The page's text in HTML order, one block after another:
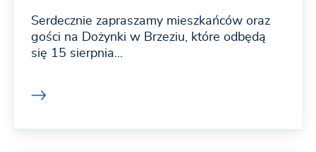
Serdecznie zapraszamy mieszkańców oraz
gości na Dożynki w Brzeziu, które odbędą
się 15 sierpnia...